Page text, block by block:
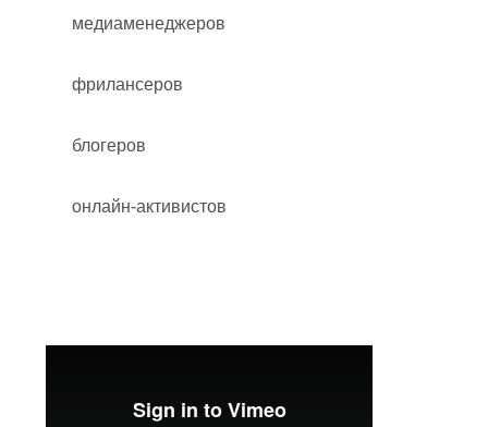
медиаменеджеров
фрилансеров
блогеров
онлайн-активистов